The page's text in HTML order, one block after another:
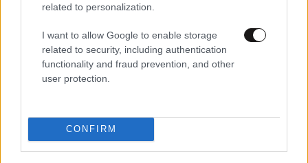
related to personalization.
I want to allow Google to enable storage
related to security, including authentication
functionality and fraud prevention, and other
user protection.
CONFIRM